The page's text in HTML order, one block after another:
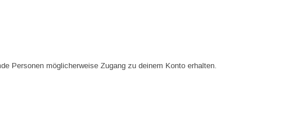
Personen möglicherweise Zugang zu deinem Konto erhalten.